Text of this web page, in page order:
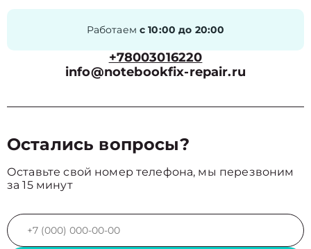
Работаем с 10:00 до 20:00
+78003016220
info@notebookfix-repair.ru
Остались вопросы?
Оставьте свой номер телефона, мы перезвоним
за 15 минут